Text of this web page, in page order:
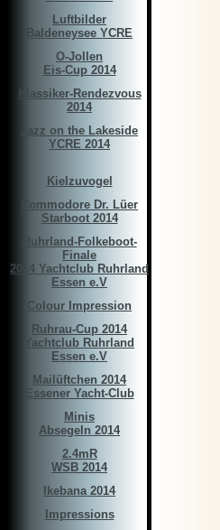
Luftbilder
Baldeneysee YCRE
O-Jollen
Eis-Cup 2014
Klassiker-Rendezvous
2014
Jazz on the Lakeside
YCRE 2014
Kielzuvogel
Commodore Dr. Lüer
Starboot 2014
Ruhrland-Folkeboot-
Finale
2014 Yachtclub Ruhrland
Essen e.V
Colour Impression
Ruhrau-Cup 2014
Yachtclub Ruhrland
Essen e.V
Mailüftchen 2014
Essener Yacht-Club
Minis
Absegeln 2014
2.4mR
WSB 2014
Ikebana 2014
Impressions